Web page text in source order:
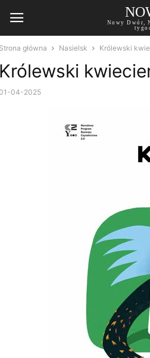
Nowy Dwór,
Strona główna Nasielsk Królewski
Królewski
04-2025